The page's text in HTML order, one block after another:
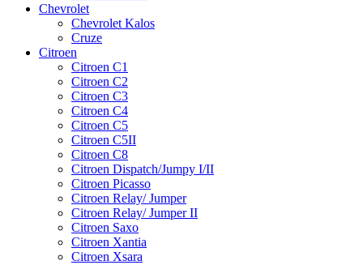
Chevrolet
Chevrolet Kalos
Cruze
Citroen
Citroen C1
Citroen C2
Citroen C3
Citroen C4
Citroen C5
Citroen C5II
Citroen C8
Citroen Dispatch/Jumpy I/II
Citroen Picasso
Citroen Relay/ Jumper
Citroen Relay/ Jumper II
Citroen Saxo
Citroen Xantia
Citroen Xsara